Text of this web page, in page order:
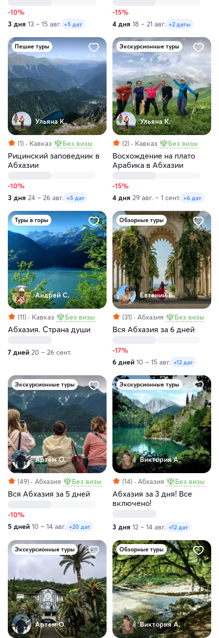
-10%
3 дня 13 – 15 авг. +5 дат
-15%
4 дня 18 – 21 авг. +2 даты
Пешие туры
Ульяна К.
(1) Кавказ Без визы
Рицинский заповедник в
Абхазии
-10%
3 дня 24 – 26 авг. +5 дат
Экскурсионные туры
Ульяна К.
(2) Кавказ Без визы
Восхождение на плато
Арабика в Абхазии
-15%
4 дня 29 авг. – 1 сент. +6 дат
Туры в горы
Андрей С.
(11) Кавказ Без визы
Абхазия. Страна души
7 дней 20 – 26 сент.
Обзорные туры
Евгений Б.
(31) Абхазия Без визы
Вся Абхазия за 6 дней
-17%
6 дней 10 – 15 авг. +12 дат
Экскурсионные туры
Артем О.
(49) Абхазия Без визы
Вся Абхазия за 5 дней
-10%
5 дней 10 – 14 авг. +20 дат
Экскурсионные туры
Виктория А.
(14) Абхазия Без визы
Абхазия за 3 дня! Все
включено!
3 дня 12 – 14 авг. +12 дат
Экскурсионные туры
Артем О.
Обзорные туры
Виктория А.